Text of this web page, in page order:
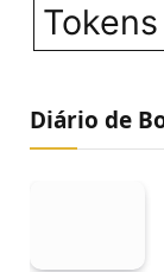
Tokens
Diário de